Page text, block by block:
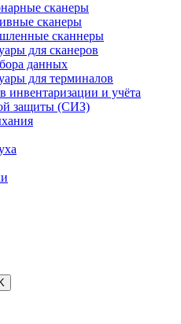
сканеры
сканеры
сканнеры
для сканеров
данных
для терминалов
инвентаризации и учёта
защиты (СИЗ)